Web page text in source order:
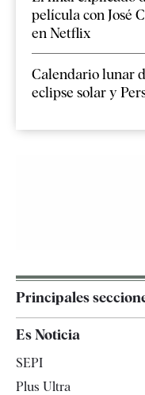
película con José
en Netflix
Calendario lunar
eclipse solar y
Principales
Es Noticia
SEPI
Plus Ultra